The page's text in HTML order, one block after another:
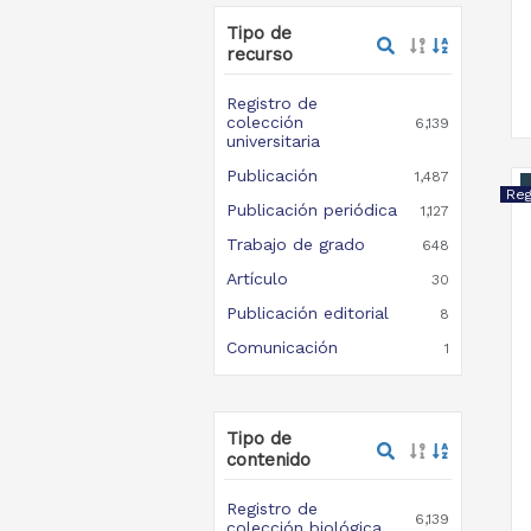
Tipo de
recurso
Registro de
colección
universitaria
6,139
Publicación 1,487
Publicación periódica 1,127
Trabajo de grado 648
Artículo 30
Publicación editorial 8
Comunicación 1
Tipo de
contenido
Registro de
6,139